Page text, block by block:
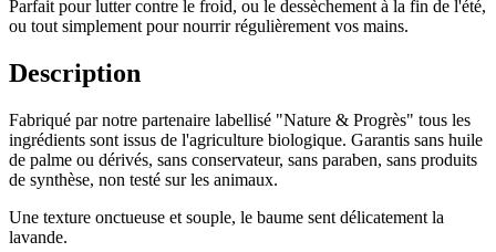
Parfait pour lutter contre le froid, ou le dessèchement à la fin de l'été,
ou tout simplement pour nourrir régulièrement vos mains.
Description
Fabriqué par notre partenaire labellisé "Nature & Progrès" tous les
ingrédients sont issus de l'agriculture biologique. Garantis sans huile
de palme ou dérivés, sans conservateur, sans paraben, sans produits
de synthèse, non testé sur les animaux.
Une texture onctueuse et souple, le baume sent délicatement la
lavande.